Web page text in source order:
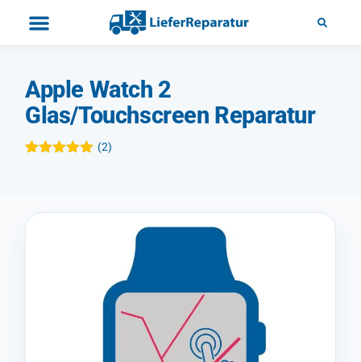
Apple Watch 2
Glas/Touchscreen Reparatur
Kundenbewertungen
(2)